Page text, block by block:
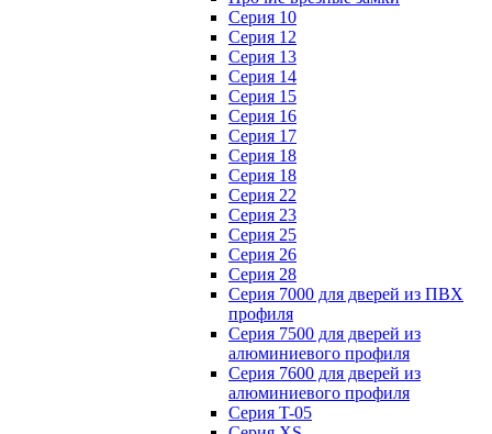
Серия 10
Серия 12
Серия 13
Серия 14
Серия 15
Серия 16
Серия 17
Серия 18
Серия 18
Серия 22
Серия 23
Серия 25
Серия 26
Серия 28
Серия 7000 для дверей из ПВХ
профиля
Серия 7500 для дверей из
алюминиевого профиля
Серия 7600 для дверей из
алюминиевого профиля
Серия T-05